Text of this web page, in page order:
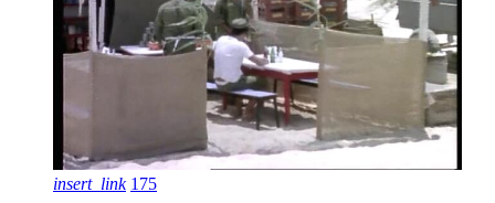
insert_link 175